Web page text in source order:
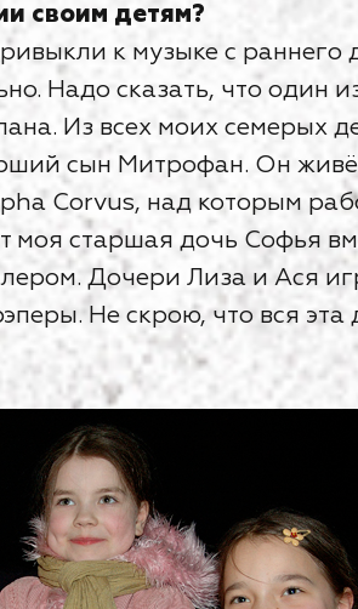
своим детям?
к музыке с раннего
Надо сказать, что один
Из всех моих семерых
сын Митрофан. Он
Corvus, над которым
моя старшая дочь Софья
Дочери Лиза и Ася
Не скрою, что вся эта